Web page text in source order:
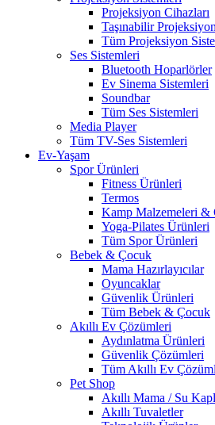
Projeksiyon Cihazları
Taşınabilir
Tüm Projeksiyon
Ses Sistemleri
Bluetooth Hoparlörler
Ev Sinema Sistemleri
Soundbar
Tüm Ses Sistemleri
Media Player
Tüm TV-Ses Sistemleri
Ev-Yaşam
Spor Ürünleri
Fitness Ürünleri
Termos
Kamp Malzemeleri &
Yoga-Pilates Ürünleri
Tüm Spor Ürünleri
Bebek & Çocuk
Mama Hazırlayıcılar
Oyuncaklar
Güvenlik Ürünleri
Tüm Bebek & Çocuk
Akıllı Ev Çözümleri
Aydınlatma Ürünleri
Güvenlik Çözümleri
Tüm Akıllı Ev
Pet Shop
Akıllı Mama / Su
Akıllı Tuvaletler